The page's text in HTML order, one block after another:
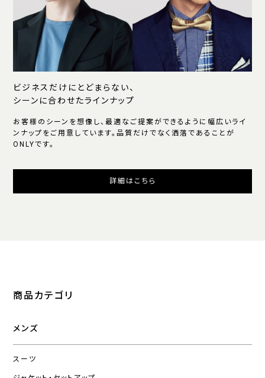
ビジネスだけにとどまらない、
シーンに合わせたラインナップ
お客様のシーンを想像し、最適なご提案ができるように幅広いライ
ンナップをご用意しています。品質だけでなく洒落であることが
ONLYです。
詳細はこちら
商品カテゴリ
メンズ
スーツ